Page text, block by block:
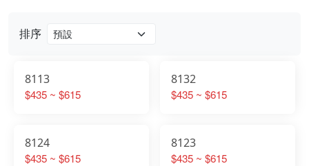
排序
8113
$435 ~ $615
8132
$435 ~ $615
8124
$435 ~ $615
8123
$435 ~ $615